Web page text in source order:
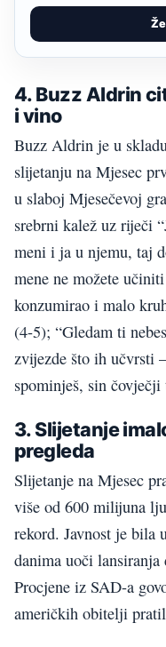
4. Buzz Aldrin
i vino
Buzz Aldrin je u
slijetanju na Mjesec
u slaboj Mjesečevoj
srebrni kalež uz riječi “
meni i ja u njemu, taj
mene ne možete
konzumirao i malo
(4-5); “Gledam ti
zvijezde što ih učvrsti
spominješ, sin čovječji
3. Slijetanje
pregleda
Slijetanje na Mjesec
više od 600 milijuna
rekord. Javnost je bila
danima uoči
Procjene iz SAD-a
američkih obitelji